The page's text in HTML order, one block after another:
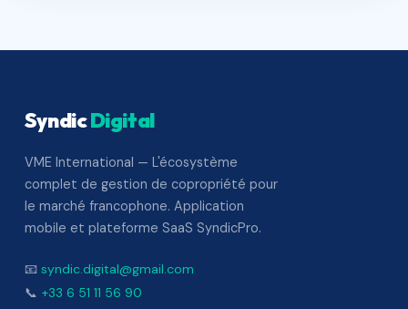
SyndicDigital
VME International — L'écosystème
complet de gestion de copropriété pour
le marché francophone. Application
mobile et plateforme SaaS SyndicPro.
📧 syndic.digital@gmail.com
📞 +33 6 51 11 56 90